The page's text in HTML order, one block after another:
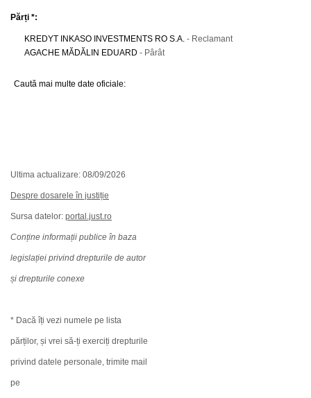
Părți *:
KREDYT INKASO INVESTMENTS RO S.A. - Reclamant
AGACHE MĂDĂLIN EDUARD - Pârât
Caută mai multe date oficiale:
Ultima actualizare: 08/09/2026
Despre dosarele în justiție
Sursa datelor: portal.just.ro
Conține informații publice în baza
legislației privind drepturile de autor
și drepturile conexe
* Dacă îți vezi numele pe lista
părților, și vrei să-ți exerciți drepturile
privind datele personale, trimite mail
pe